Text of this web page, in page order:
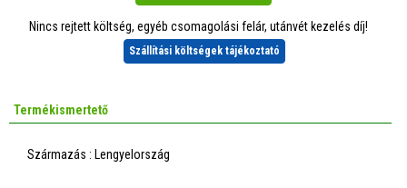
Nincs rejtett költség, egyéb csomagolási felár, utánvét kezelés díj!
Szállítási költségek tájékoztató
Termékismertető
Származás : Lengyelország